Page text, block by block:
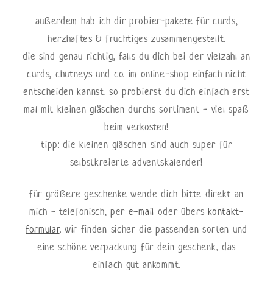
außerdem hab ich dir probier-pakete für curds,
herzhaftes & fruchtiges zusammengestellt.
die sind genau richtig, falls du dich bei der vielzahl an
curds, chutneys und co. im online-shop einfach nicht
entscheiden kannst. so probierst du dich einfach erst
mal mit kleinen gläschen durchs sortiment - viel spaß
beim verkosten!
tipp: die kleinen gläschen sind auch super für
selbstkreierte adventskalender!
für größere geschenke wende dich bitte direkt an
mich - telefonisch, per e-mail oder überskontakt-
formular. wir finden sicher die passenden sorten und
eine schöne verpackung für dein geschenk, das
einfach gut ankommt.